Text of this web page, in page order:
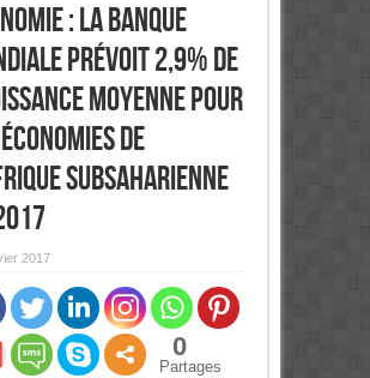
: La Banque
prévoit 2,9% de
moyenne pour
de
subsaharienne
2017
0
Partages